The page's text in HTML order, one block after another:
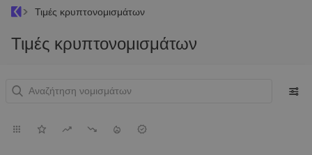
Τιμές κρυπτονομισμάτων
Τιμές κρυπτονομισμάτων